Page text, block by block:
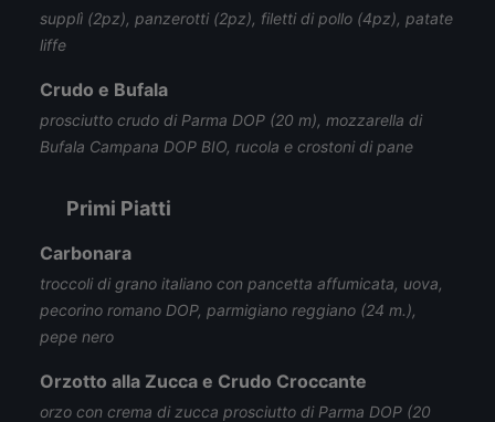
supplì (2pz), panzerotti (2pz), filetti di pollo (4pz), patate
liffe
Crudo e Bufala
prosciutto crudo di Parma DOP (20 m), mozzarella di
Bufala Campana DOP BIO, rucola e crostoni di pane
Primi Piatti
Carbonara
troccoli di grano italiano con pancetta affumicata, uova,
pecorino romano DOP, parmigiano reggiano (24 m.),
pepe nero
Orzotto alla Zucca e Crudo Croccante
orzo con crema di zucca prosciutto di Parma DOP (20